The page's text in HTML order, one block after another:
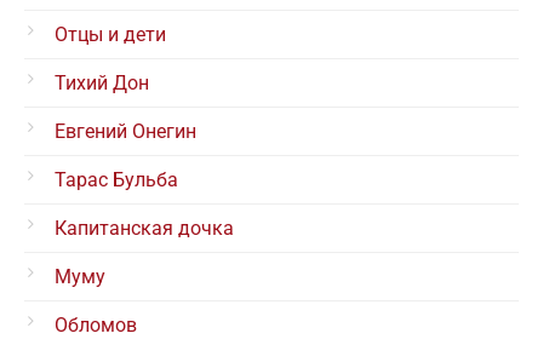
Отцы и дети
Тихий Дон
Евгений Онегин
Тарас Бульба
Капитанская дочка
Муму
Обломов